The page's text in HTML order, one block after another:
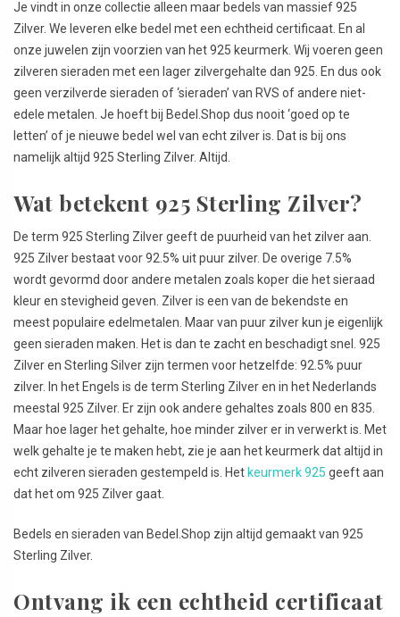
Je vindt in onze collectie alleen maar bedels van massief 925
Zilver. We leveren elke bedel met een echtheid certificaat. En al
onze juwelen zijn voorzien van het 925 keurmerk. Wij voeren geen
zilveren sieraden met een lager zilvergehalte dan 925. En dus ook
geen verzilverde sieraden of ‘sieraden’ van RVS of andere niet-
edele metalen. Je hoeft bij Bedel.Shop dus nooit ‘goed op te
letten’ of je nieuwe bedel wel van echt zilver is. Dat is bij ons
namelijk altijd 925 Sterling Zilver. Altijd.
Wat betekent 925 Sterling Zilver?
De term 925 Sterling Zilver geeft de puurheid van het zilver aan.
925 Zilver bestaat voor 92.5% uit puur zilver. De overige 7.5%
wordt gevormd door andere metalen zoals koper die het sieraad
kleur en stevigheid geven. Zilver is een van de bekendste en
meest populaire edelmetalen. Maar van puur zilver kun je eigenlijk
geen sieraden maken. Het is dan te zacht en beschadigt snel. 925
Zilver en Sterling Silver zijn termen voor hetzelfde: 92.5% puur
zilver. In het Engels is de term Sterling Zilver en in het Nederlands
meestal 925 Zilver. Er zijn ook andere gehaltes zoals 800 en 835.
Maar hoe lager het gehalte, hoe minder zilver er in verwerkt is. Met
welk gehalte je te maken hebt, zie je aan het keurmerk dat altijd in
echt zilveren sieraden gestempeld is. Het keurmerk 925 geeft aan
dat het om 925 Zilver gaat.
Bedels en sieraden van Bedel.Shop zijn altijd gemaakt van 925
Sterling Zilver.
Ontvang ik een echtheid certificaat